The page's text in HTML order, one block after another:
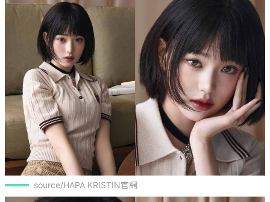
source/HAPA KRISTIN官網